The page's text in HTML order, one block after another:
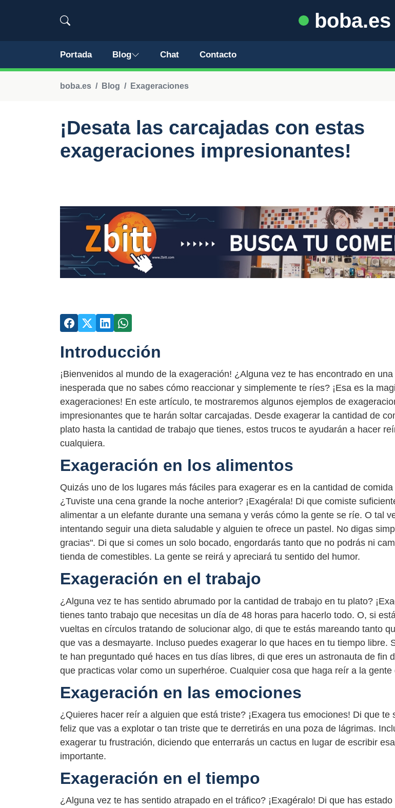
boba.es
Portada Blog Chat Contacto
boba.es Blog Exageraciones
¡Desata las carcajadas con estas
exageraciones impresionantes!
Introducción
¡Bienvenidos al mundo de la exageración! ¿Alguna vez te has encontrado en
inesperada que no sabes cómo reaccionar y simplemente te ríes? ¡Esa es la
exageraciones! En este artículo, te mostraremos algunos ejemplos de
impresionantes que te harán soltar carcajadas. Desde exagerar la cantidad de
plato hasta la cantidad de trabajo que tienes, estos trucos te ayudarán a hacer
cualquiera.
Exageración en los alimentos
Quizás uno de los lugares más fáciles para exagerar es en la cantidad de
¿Tuviste una cena grande la noche anterior? ¡Exagérala! Di que comiste
alimentar a un elefante durante una semana y verás cómo la gente se ríe. O tal
intentando seguir una dieta saludable y alguien te ofrece un pastel. No digas
gracias". Di que si comes un solo bocado, engordarás tanto que no podrás ni
tienda de comestibles. La gente se reirá y apreciará tu sentido del humor.
Exageración en el trabajo
¿Alguna vez te has sentido abrumado por la cantidad de trabajo en tu plato?
tienes tanto trabajo que necesitas un día de 48 horas para hacerlo todo. O, si
vueltas en círculos tratando de solucionar algo, di que te estás mareando tanto
que vas a desmayarte. Incluso puedes exagerar lo que haces en tu tiempo libre.
te han preguntado qué haces en tus días libres, di que eres un astronauta de fin
que practicas volar como un superhéroe. Cualquier cosa que haga reír a la gente
Exageración en las emociones
¿Quieres hacer reír a alguien que está triste? ¡Exagera tus emociones! Di que te
feliz que vas a explotar o tan triste que te derretirás en una poza de lágrimas.
exagerar tu frustración, diciendo que enterrarás un cactus en lugar de escribir
importante.
Exageración en el tiempo
¿Alguna vez te has sentido atrapado en el tráfico? ¡Exagéralo! Di que has